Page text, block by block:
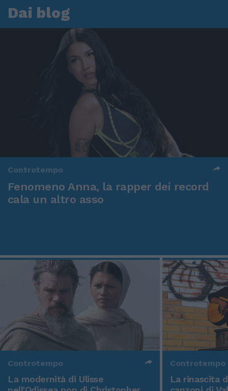
Dai blog
Controtempo
Fenomeno Anna, la rapper dei record
cala un altro asso
Controtempo
La modernità di Ulisse
Controtempo
La rinascita